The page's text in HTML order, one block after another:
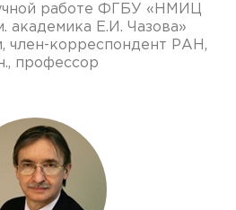
работе ФГБУ «НМИЦ
академика Е.И. Чазова»
член-корреспондент РАН,
профессор